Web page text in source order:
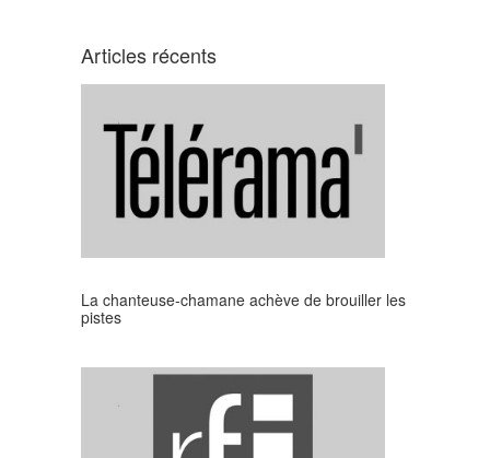
Articles récents
La chanteuse-chamane achève de brouiller les
pistes